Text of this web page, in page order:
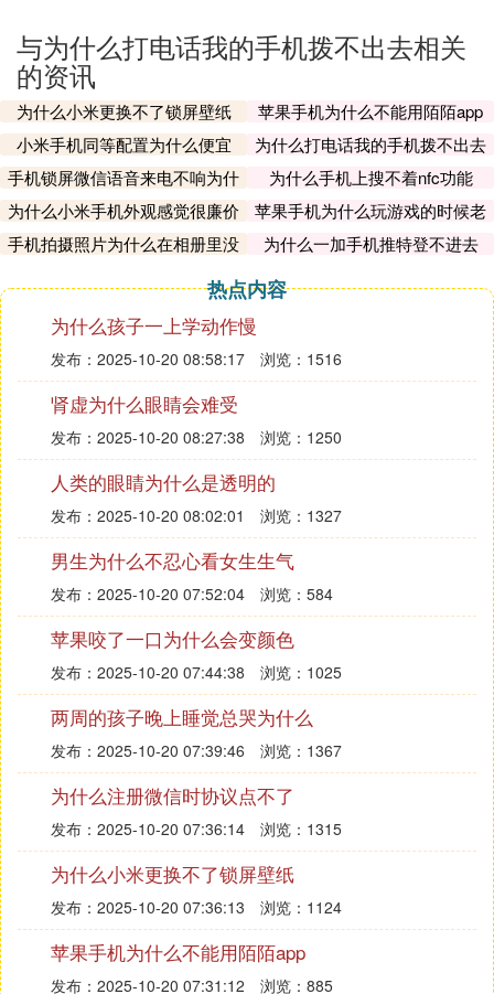
与为什么打电话我的手机拨不出去相关
的资讯
为什么小米更换不了锁屏壁纸
苹果手机为什么不能用陌陌app
小米手机同等配置为什么便宜
为什么打电话我的手机拨不出去
手机锁屏微信语音来电不响为什
么
为什么手机上搜不着nfc功能
为什么小米手机外观感觉很廉价
苹果手机为什么玩游戏的时候老
有广告
手机拍摄照片为什么在相册里没
为什么一加手机推特登不进去
热点内容
为什么孩子一上学动作慢
发布：2025-10-20 08:58:17 浏览：1516
肾虚为什么眼睛会难受
发布：2025-10-20 08:27:38 浏览：1250
人类的眼睛为什么是透明的
发布：2025-10-20 08:02:01 浏览：1327
男生为什么不忍心看女生生气
发布：2025-10-20 07:52:04 浏览：584
苹果咬了一口为什么会变颜色
发布：2025-10-20 07:44:38 浏览：1025
两周的孩子晚上睡觉总哭为什么
发布：2025-10-20 07:39:46 浏览：1367
为什么注册微信时协议点不了
发布：2025-10-20 07:36:14 浏览：1315
为什么小米更换不了锁屏壁纸
发布：2025-10-20 07:36:13 浏览：1124
苹果手机为什么不能用陌陌app
发布：2025-10-20 07:31:12 浏览：885